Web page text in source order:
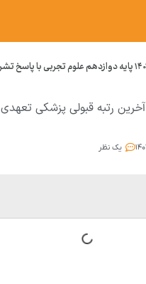
آخرین رتبه قبولی پزشکی تعهدی
یک نظر